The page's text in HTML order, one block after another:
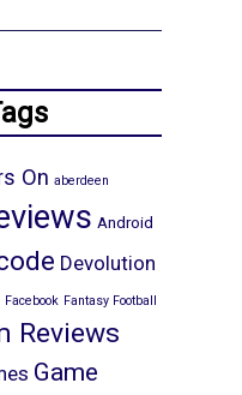
On aberdeen
Android
Devolution
Facebook Fantasy Football
Reviews
Game